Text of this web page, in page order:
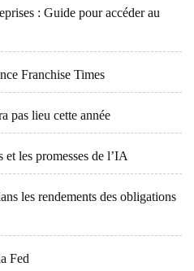
: Guide pour accéder au
Franchise Times
pas lieu cette année
les promesses de l’IA
les rendements des obligations
Fed